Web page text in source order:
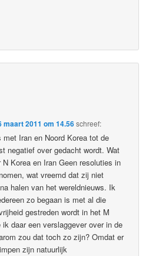
maart 2011 om 14.56schreef:
met Iran en Noord Korea tot de
negatief over gedacht wordt. Wat
Korea en Iran Geen resoluties in
wat vreemd dat zij niet
halen van het wereldnieuws. Ik
zo begaan is met al die
gestreden wordt in het M
daar een verslaggever over in de
zou dat toch zo zijn? Omdat er
zijn natuurlijk